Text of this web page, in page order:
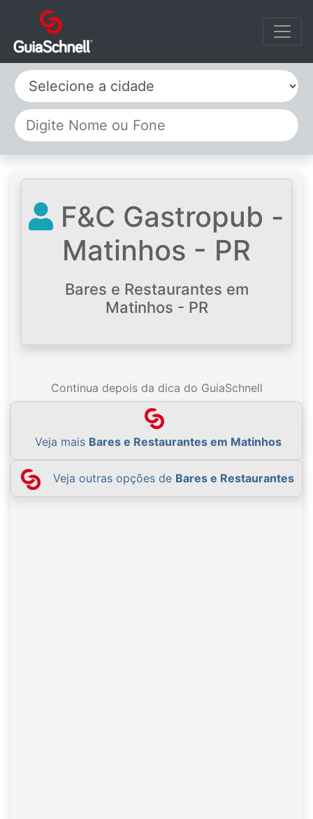
Selecione a cidade
F&C Gastropub -
Matinhos - PR
Bares e Restaurantes em
Matinhos - PR
Continua depois da dica do GuiaSchnell
Veja mais Bares e Restaurantes em Matinhos
Veja outras opções de Bares e Restaurantes